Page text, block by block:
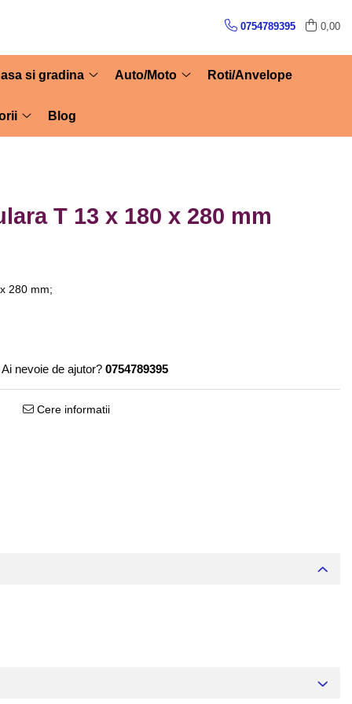
0754789395 0,00
si gradina Auto/Moto Roti/Anvelope
Blog
T 13 x 180 x 280 mm
280 mm;
Ai nevoie de ajutor? 0754789395
Cere informatii